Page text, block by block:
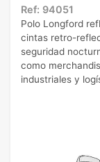
Ref: 94051
Polo Longford
cintas retro-
seguridad
como
industriales y